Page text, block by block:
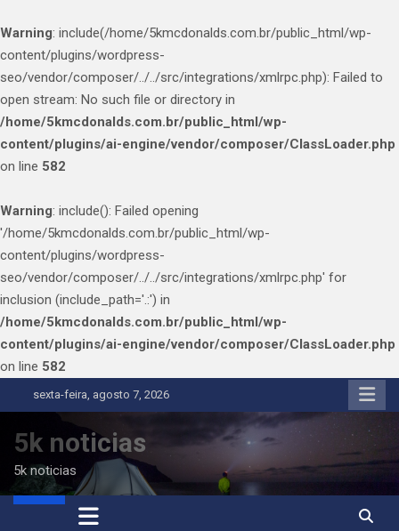
Warning: include(/home/5kmcdonalds.com.br/public_html/wp-
content/plugins/wordpress-
seo/vendor/composer/../../src/integrations/xmlrpc.php): Failed to
open stream: No such file or directory in
/home/5kmcdonalds.com.br/public_html/wp-
content/plugins/ai-engine/vendor/composer/ClassLoader.php
on line 582
Warning: include(): Failed opening
'/home/5kmcdonalds.com.br/public_html/wp-
content/plugins/wordpress-
seo/vendor/composer/../../src/integrations/xmlrpc.php' for
inclusion (include_path='.:') in
/home/5kmcdonalds.com.br/public_html/wp-
content/plugins/ai-engine/vendor/composer/ClassLoader.php
on line 582
to
content
sexta-feira, agosto 7, 2026
5k noticias
5k noticias